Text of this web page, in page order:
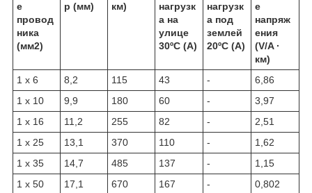
е
провод
ника
(мм2)
р (мм)
км)
нагрузк
а на
улице
30ºC (A)
нагрузк
а под
землей
20ºC (A)
е
напряж
ения
(V/A ·
км)
1 x 6
8,2 115 43 -
6,86
1 x 10
9,9 180 60 -
3,97
1 x 16
11,2 255 82 -
2,51
1 x 25
13,1 370 110 -
1,62
1 x 35
14,7 485 137 -
1,15
1 x 50
17,1 670 167 -
0,802